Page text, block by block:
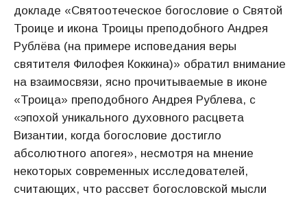
докладе «Святоотеческое богословие о Святой
Троице и икона Троицы преподобного Андрея
Рублёва (на примере исповедания веры
святителя Филофея Коккина)» обратил внимание
на взаимосвязи, ясно прочитываемые в иконе
«Троица» преподобного Андрея Рублева, с
«эпохой уникального духовного расцвета
Византии, когда богословие достигло
абсолютного апогея», несмотря на мнение
некоторых современных исследователей,
считающих, что рассвет богословской мысли